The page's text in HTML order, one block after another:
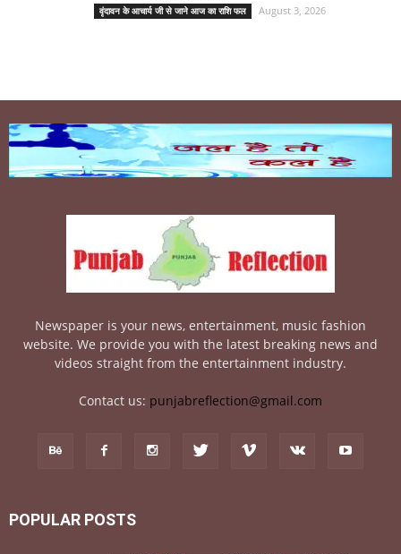
वृंदावन के आचार्य जी से जाने आज का राशि फल August 3, 2026
Newspaper is your news, entertainment, music fashion
website. We provide you with the latest breaking news and
videos straight from the entertainment industry.
Contact us: punjabreflection@gmail.com
POPULAR POSTS